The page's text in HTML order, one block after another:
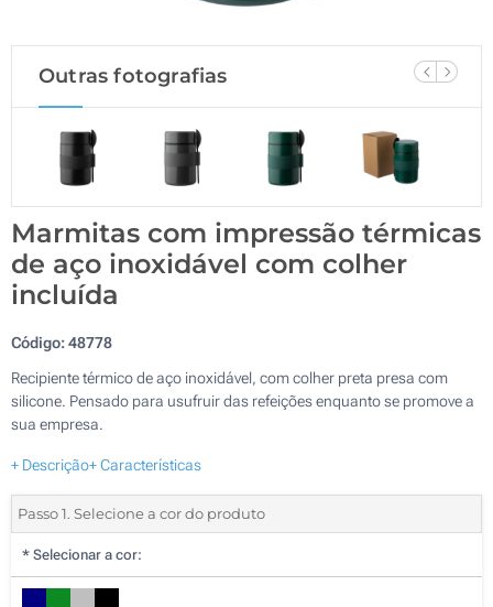
Outras fotografias
Marmitas com impressão térmicas
de aço inoxidável com colher
incluída
Código:48778
Recipiente térmico de aço inoxidável, com colher preta presa com
silicone. Pensado para usufruir das refeições enquanto se promove a
sua empresa.
+ Descrição+ Características
Passo 1. Selecione a cor do produto
* Selecionar a cor: